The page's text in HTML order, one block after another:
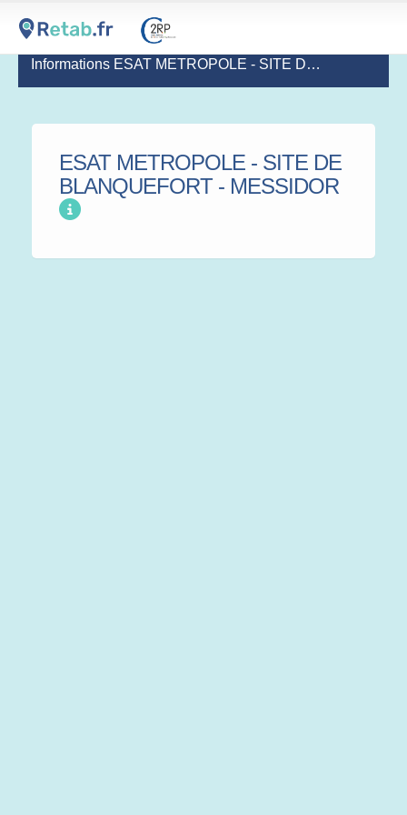
Informations ESAT METROPOLE - SITE DE BLANQUEFORT - MESSIDOR
ESAT METROPOLE - SITE DE
BLANQUEFORT - MESSIDOR